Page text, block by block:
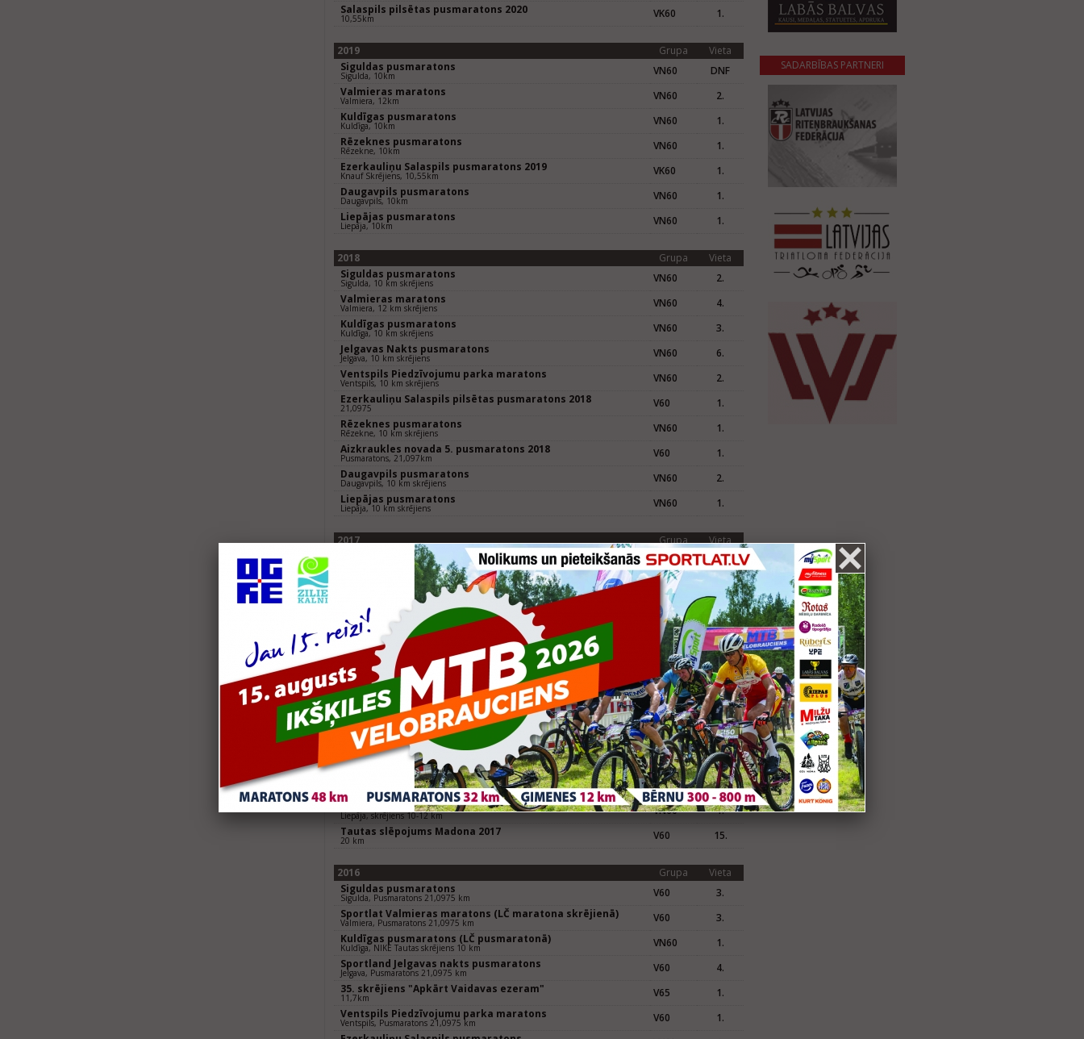
Salaspils pilsētas pusmaratons 2020
10,55km VK60 1.
2019 Grupa
Vieta
Siguldas pusmaratons
Sigulda, 10km VN60
DNF
Valmieras maratons
Valmiera, 12km VN60
2.
Kuldīgas pusmaratons
Kuldīga, 10km VN60
1.
Rēzeknes pusmaratons
Rēzekne, 10km VN60
1.
Ezerkauliņu Salaspils pusmaratons 2019
Knauf Skrējiens, 10,55km VK60
1.
Daugavpils pusmaratons
Daugavpils, 10km VN60
1.
Liepājas pusmaratons
Liepāja, 10km VN60 1.
2018 Grupa
Vieta
Siguldas pusmaratons
Sigulda, 10 km skrējiens VN60
2.
Valmieras maratons
Valmiera, 12 km skrējiens VN60
4.
Kuldīgas pusmaratons
Kuldīga, 10 km skrējiens VN60
3.
Jelgavas Nakts pusmaratons
Jelgava, 10 km skrējiens VN60
6.
Ventspils Piedzīvojumu parka maratons
Ventspils, 10 km skrējiens VN60
2.
Ezerkauliņu Salaspils pilsētas pusmaratons 2018
21,0975 V60
1.
Rēzeknes pusmaratons
Rēzekne, 10 km skrējiens VN60
1.
Aizkraukles novada 5. pusmaratons 2018
Pusmaratons, 21,097km V60
1.
Daugavpils pusmaratons
Daugavpils, 10 km skrējiens VN60
2.
Liepājas pusmaratons
Liepāja, 10 km skrējiens VN60 1.
2017 Grupa
Vieta
Siguldas pusmaratons
Sigulda, skrējiens 10-12 km VN60
2.
Salaspils pusmaratons "Noķer vēju 2017"
V60
Sportlat Valmieras maratons
Valmiera, 10,55km skrējiens VN60
3.
Vecāķu pludmales skrējiens 2017
10km V60
2.
Kuldīgas pusmaratons
Kuldīga, skrējiens 10-12 km VN60
1.
Jelgavas nakts pusmaratons
Jelgava, skrējiens 10-12 km VN60
2.
36. skrējiens "Apkārt Vaidavas ezeram"
11,7 km V65
1.
Ventspils Piedzīvojumu parka maratons
Ventspils, skrējiens 10-12 km VN60
2.
Ezerkauliņu Salaspils pilsētas pusmaratons 2017
Skrējiens, 10,55 km VK60
1.
Daugavpils pusmaratons
Daugavpils, skrējiens 10-12 km VN60
5.
Liepājas pusmaratons
Liepāja, skrējiens 10-12 km VN60
1.
Tautas slēpojums Madona 2017
20 km V60 15.
2016 Grupa
Vieta
Siguldas pusmaratons
Sigulda, Pusmaratons 21,0975 km V60
3.
Sportlat Valmieras maratons (LČ maratona skrējienā)
Valmiera, Pusmaratons 21,0975 km V60
3.
Kuldīgas pusmaratons (LČ pusmaratonā)
Kuldīga, NIKE Tautas skrējiens 10 km VN60
1.
Sportland Jelgavas nakts pusmaratons
Jelgava, Pusmaratons 21,0975 km V60
4.
35. skrējiens "Apkārt Vaidavas ezeram"
11,7km V65
1.
Ventspils Piedzīvojumu parka maratons
Ventspils, Pusmaratons 21,0975 km V60
1.
SADARBĪBAS PARTNERI